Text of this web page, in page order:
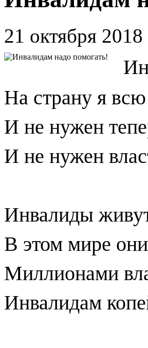
21 октября 2018
На страну я
И не нужен
И не нужен
Инвалиды
В этом мире
Миллионами
Инвалидам